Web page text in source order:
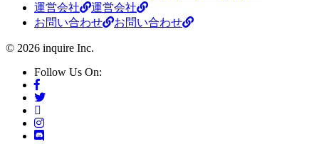
運営会社
運営会社
お問い合わせ
お問い合わせ
© 2026 inquire Inc.
Follow Us On: